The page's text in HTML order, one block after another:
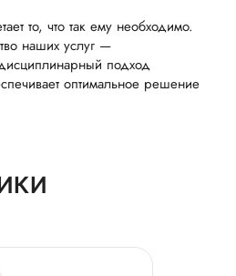
то, что так ему необходимо.
наших услуг —
подход
оптимальное решение